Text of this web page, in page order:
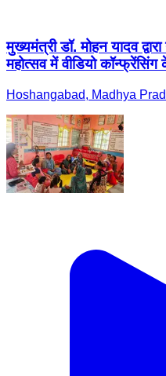
मुख्यमंत्री डॉ. मोहन यादव
महोत्सव में वीडियो
Hoshangabad, Madhya